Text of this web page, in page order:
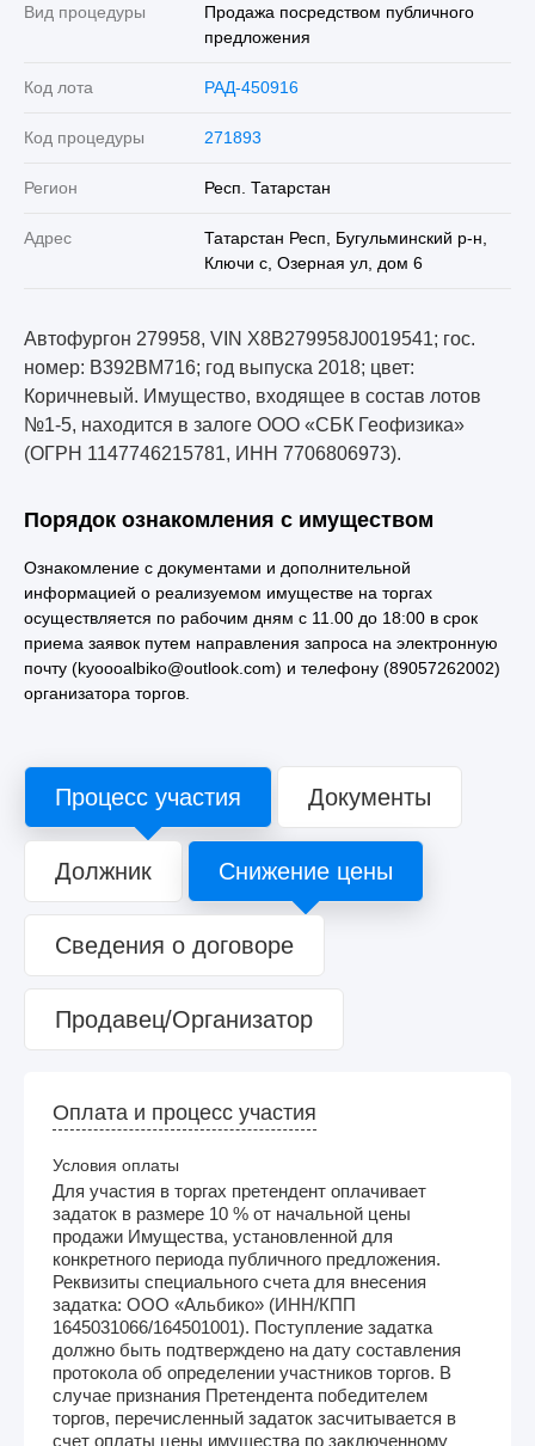
Вид процедуры
Продажа посредством публичного
предложения
Код лота РАД-450916
Код процедуры 271893
Регион Респ. Татарстан
Адрес
Татарстан Респ, Бугульминский р-н,
Ключи с, Озерная ул, дом 6
Автофургон 279958, VIN X8B279958J0019541; гос.
номер: В392ВМ716; год выпуска 2018; цвет:
Коричневый. Имущество, входящее в состав лотов
№1-5, находится в залоге ООО «СБК Геофизика»
(ОГРН 1147746215781, ИНН 7706806973).
Порядок ознакомления с имуществом
Ознакомление с документами и дополнительной
информацией о реализуемом имуществе на торгах
осуществляется по рабочим дням с 11.00 до 18:00 в срок
приема заявок путем направления запроса на электронную
почту (kyoooalbiko@outlook.com) и телефону (89057262002)
организатора торгов.
Процесс участия Документы
Должник Снижение цены
Сведения о договоре
Продавец/Организатор
Оплата и процесс участия
Условия оплаты
Для участия в торгах претендент оплачивает
задаток в размере 10 % от начальной цены
продажи Имущества, установленной для
конкретного периода публичного предложения.
Реквизиты специального счета для внесения
задатка: ООО «Альбико» (ИНН/КПП
1645031066/164501001). Поступление задатка
должно быть подтверждено на дату составления
протокола об определении участников торгов. В
случае признания Претендента победителем
торгов, перечисленный задаток засчитывается в
счет оплаты цены имущества по заключенному